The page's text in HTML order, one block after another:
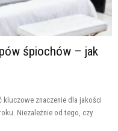
śpiochów – jak
kluczowe znaczenie dla jakości
Niezależnie od tego, czy